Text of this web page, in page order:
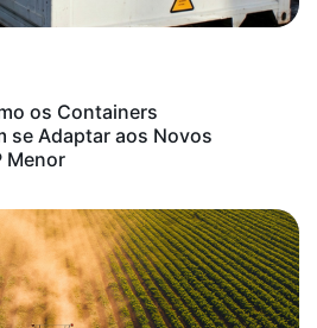
os Containers
se Adaptar aos Novos
Menor